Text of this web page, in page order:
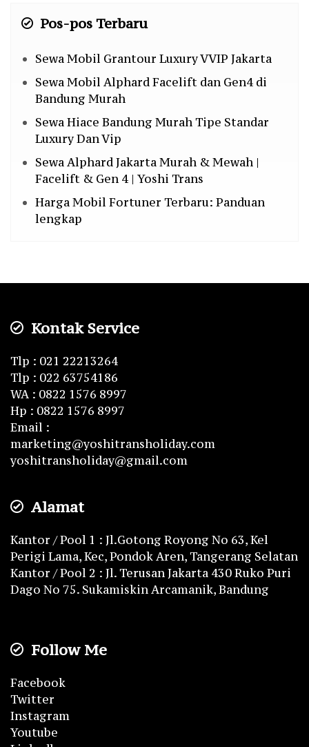
Pos-pos Terbaru
Sewa Mobil Grantour Luxury VVIP Jakarta
Sewa Mobil Alphard Facelift dan Gen4 di
Bandung Murah
Sewa Hiace Bandung Murah Tipe Standar
Luxury Dan Vip
Sewa Alphard Jakarta Murah & Mewah |
Facelift & Gen 4 | Yoshi Trans
Harga Mobil Fortuner Terbaru: Panduan
lengkap
Kontak Service
Tlp : 021 22213264
Tlp : 022 63754186
WA : 0822 1576 8997
Hp : 0822 1576 8997
Email :
marketing@yoshitransholiday.com
yoshitransholiday@gmail.com
Alamat
Kantor / Pool 1 : Jl.Gotong Royong No 63, Kel
Perigi Lama, Kec, Pondok Aren, Tangerang Selatan
Kantor / Pool 2 : Jl. Terusan Jakarta 430 Ruko Puri
Dago No 75. Sukamiskin Arcamanik, Bandung
Follow Me
Facebook
Twitter
Instagram
Youtube